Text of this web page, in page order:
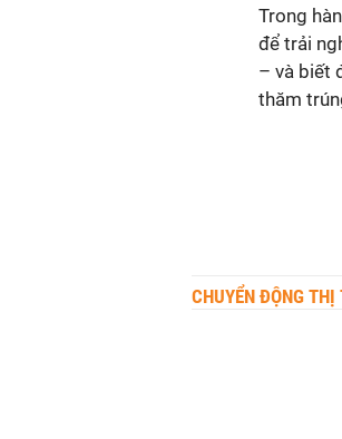
Trong
để trải
– và biết
thăm
CHUYỂN ĐỘNG THỊ